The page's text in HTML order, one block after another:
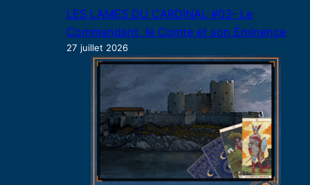
LES LAMES DU CARDINAL #03- Le
Commandant, le Comte et son Éminence
27 juillet 2026